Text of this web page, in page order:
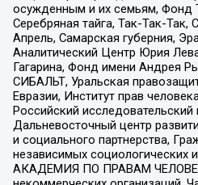
осужденным и их семьям, Фонд
Серебряная тайга, Так-Так-Так,
Апрель, Самарская губерния,
Аналитический Центр Юрия
Гагарина, Фонд имени Андрея
СИБАЛЬТ, Уральская
Евразии, Институт прав
Российский
Дальневосточный центр
и социального партнерства,
независимых социологических
АКАДЕМИЯ ПО ПРАВАМ